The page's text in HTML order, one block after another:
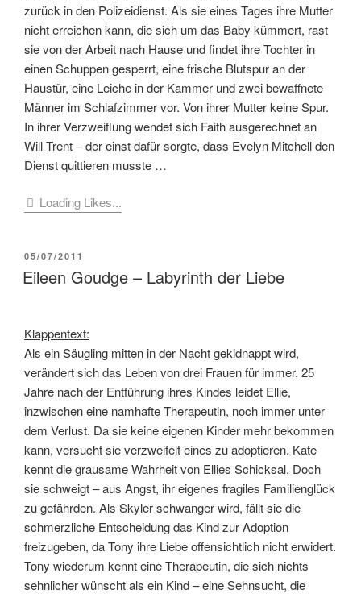
zurück in den Polizeidienst. Als sie eines Tages ihre Mutter
nicht erreichen kann, die sich um das Baby kümmert, rast
sie von der Arbeit nach Hause und findet ihre Tochter in
einen Schuppen gesperrt, eine frische Blutspur an der
Haustür, eine Leiche in der Kammer und zwei bewaffnete
Männer im Schlafzimmer vor. Von ihrer Mutter keine Spur.
In ihrer Verzweiflung wendet sich Faith ausgerechnet an
Will Trent – der einst dafür sorgte, dass Evelyn Mitchell den
Dienst quittieren musste …
Loading Likes...
VERÖFFENTLICHT
AM
05/07/2011
Eileen Goudge – Labyrinth der Liebe
Klappentext:
Als ein Säugling mitten in der Nacht gekidnappt wird,
verändert sich das Leben von drei Frauen für immer. 25
Jahre nach der Entführung ihres Kindes leidet Ellie,
inzwischen eine namhafte Therapeutin, noch immer unter
dem Verlust. Da sie keine eigenen Kinder mehr bekommen
kann, versucht sie verzweifelt eines zu adoptieren. Kate
kennt die grausame Wahrheit von Ellies Schicksal. Doch
sie schweigt – aus Angst, ihr eigenes fragiles Familienglück
zu gefährden. Als Skyler schwanger wird, fällt sie die
schmerzliche Entscheidung das Kind zur Adoption
freizugeben, da Tony ihre Liebe offensichtlich nicht erwidert.
Tony wiederum kennt eine Therapeutin, die sich nichts
sehnlicher wünscht als ein Kind – eine Sehnsucht, die